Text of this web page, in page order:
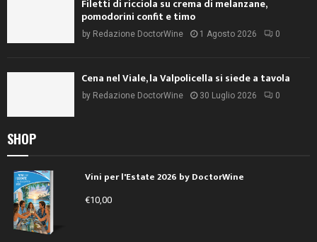
Filetti di ricciola su crema di melanzane,
pomodorini confit e timo
by Redazione DoctorWine 1 Agosto 2026 0
Cena nel Viale, la Valpolicella si siede a tavola
by Redazione DoctorWine 30 Luglio 2026 0
SHOP
Vini per l'Estate 2026 by DoctorWine
€10,00